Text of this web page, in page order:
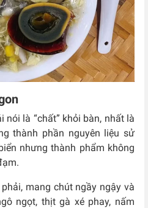
nói là “chất” khỏi bàn, nhất là
thành phần nguyên liệu sử
nhưng thành phẩm không
mang chút ngầy ngậy và
ngọt, thịt gà xé phay, nấm